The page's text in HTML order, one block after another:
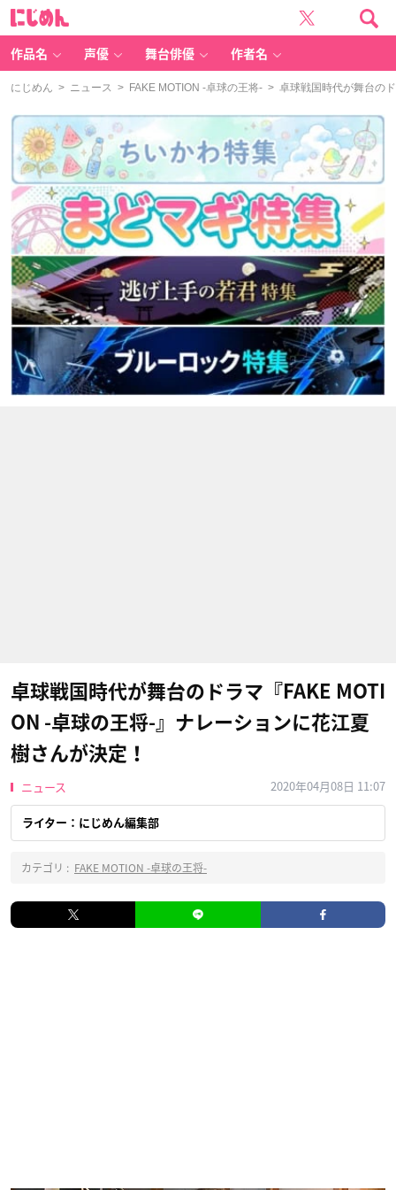
作品名 声優 舞台俳優 作者名
にじめん > ニュース > FAKE MOTION -卓球の王将- > 卓球戦国時代が舞台の
卓球戦国時代が舞台のドラマ『FAKE MOTI
ON -卓球の王将-』ナレーションに花江夏
樹さんが決定！
ニュース 2020年04月08日 11:07
ライター：にじめん編集部
カテゴリ : FAKE MOTION -卓球の王将-